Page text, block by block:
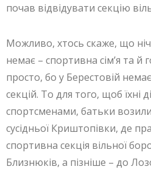
почав відвідувати секцію
Можливо, хтось скаже, що
немає – спортивна сім’я та й
просто, бо у Берестовій
секцій. То для того, щоб їхні
спортсменами, батьки
сусідньої Криштопівки, де
спортивна секція вільної
Близнюків, а пізніше – до